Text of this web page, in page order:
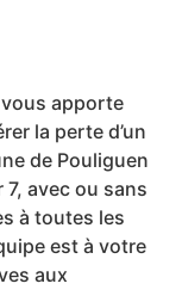
vous apporte
la perte d’un
de Pouliguen
avec ou sans
à toutes les
est à votre
aux